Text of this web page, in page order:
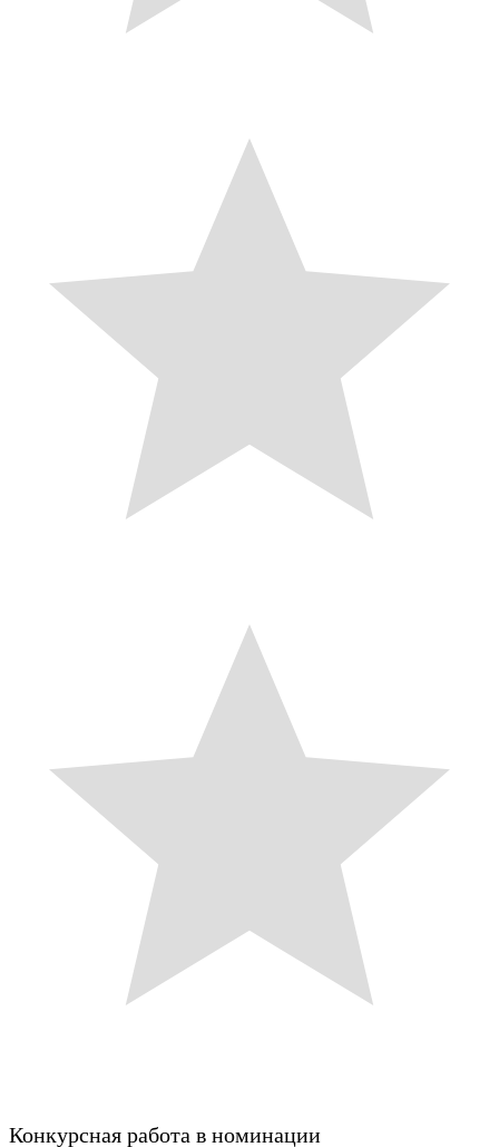
Конкурсная работа в номинации